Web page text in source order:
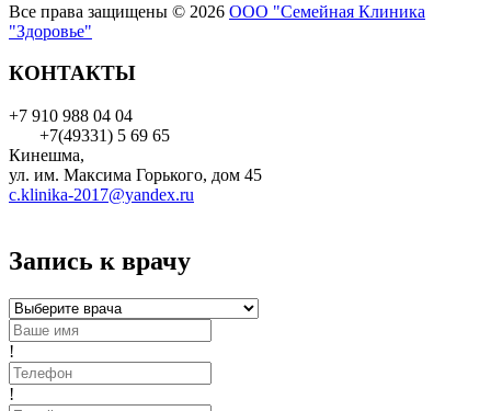
Все права защищены © 2026 ООО "Семейная Клиника
"Здоровье"
КОНТАКТЫ
+7 910 988 04 04
+7(49331) 5 69 65
Кинешма,
ул. им. Максима Горького, дом 45
c.klinika-2017@yandex.ru
Запись к врачу
!
!